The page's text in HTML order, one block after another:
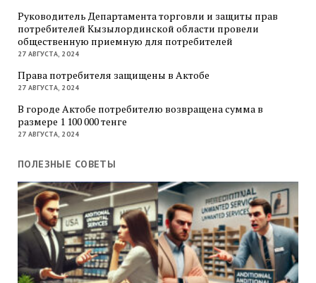
Руководитель Департамента торговли и защиты прав
потребителей Кызылординской области провели
общественную приемную для потребителей
27 АВГУСТА, 2024
Права потребителя защищены в Актобе
27 АВГУСТА, 2024
В городе Актобе потребителю возвращена сумма в
размере 1 100 000 тенге
27 АВГУСТА, 2024
ПОЛЕЗНЫЕ СОВЕТЫ